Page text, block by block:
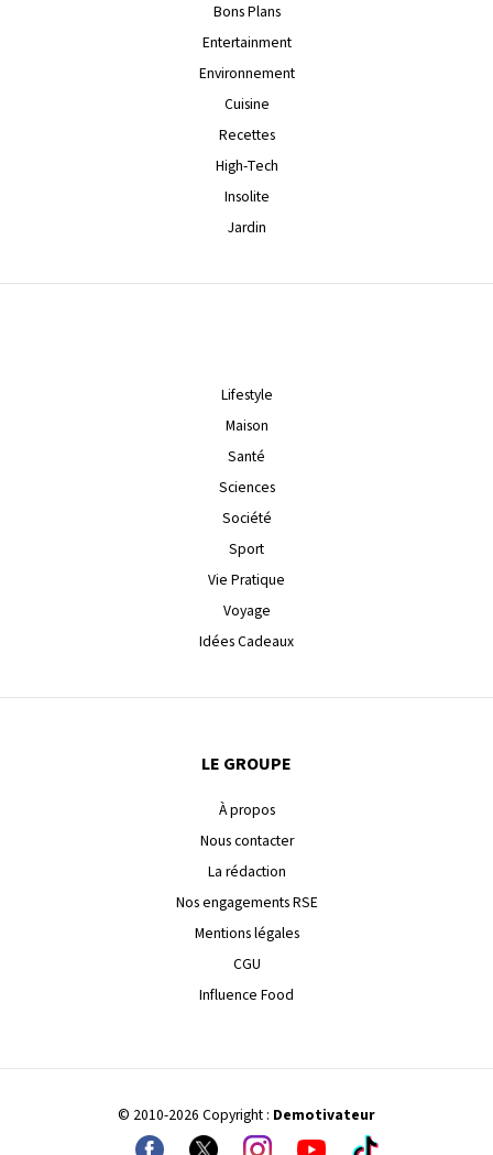
Bons Plans
Entertainment
Environnement
Cuisine
Recettes
High-Tech
Insolite
Jardin
Lifestyle
Maison
Santé
Sciences
Société
Sport
Vie Pratique
Voyage
Idées Cadeaux
LE GROUPE
À propos
Nous contacter
La rédaction
Nos engagements RSE
Mentions légales
CGU
Influence Food
© 2010-2026 Copyright : Demotivateur